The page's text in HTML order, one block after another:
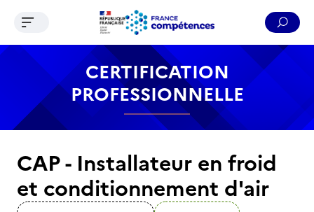
Contenu Recherche Menu Pied de page
Ouvrir le menu de navigation
CERTIFICATION
PROFESSIONNELLE
CAP - Installateur en froid
et conditionnement d'air